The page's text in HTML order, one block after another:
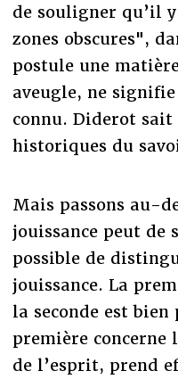
de souligner qu’il
zones obscures",
postule une
aveugle, ne
connu. Diderot
historiques du
Mais passons au-
jouissance peut
possible de
jouissance. La
la seconde est
première concerne
de l’esprit, prend